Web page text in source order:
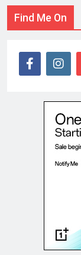
Find Me On